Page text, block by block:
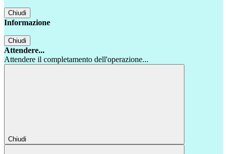
Chiudi
Informazione
Chiudi
Attendere...
Attendere il completamento dell'operazione...
Chiudi